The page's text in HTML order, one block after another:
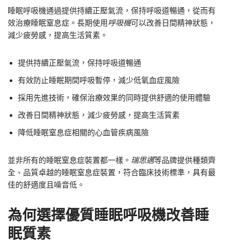
睡眠呼吸機通過提供持續正壓氣流，保持呼吸道暢通，從而有
效治療睡眠窒息症。長期使用呼吸機可以改善日間精神狀態，
減少疲勞感，提高生活質素。
提供持續正壓氣流，保持呼吸道暢通
有效防止睡眠期間呼吸暫停，減少低氧血症風險
採用先進技術，確保治療效果的同時提供舒適的使用體驗
改善日間精神狀態，減少疲勞感，提高生活質素
降低睡眠窒息症相關的心血管疾病風險
並非所有的睡眠窒息症裝置都一樣。 瑞思邁等品牌提供種類齊
全、品質卓越的睡眠窒息症裝置，符合臨床技術標準，具有最
佳的舒適度且噪音低。
為何選擇優質睡眠呼吸機改善睡
眠質素